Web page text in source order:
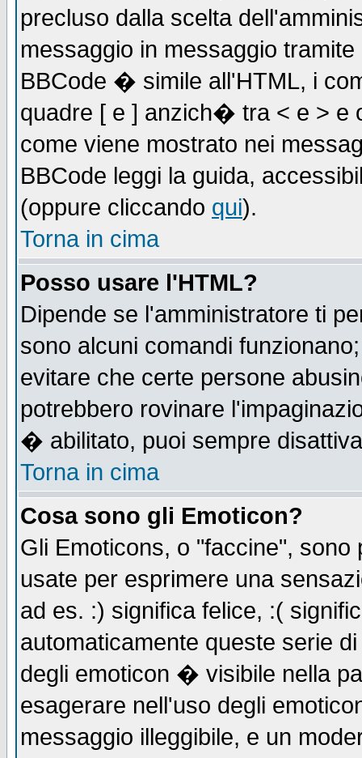
precluso dalla scelta
messaggio in messaggio
BBCode � simile all'HTML, i
quadre [ e ] anzich� tra < e > e
come viene mostrato nei
BBCode leggi la guida,
(oppure cliccando qui).
Torna in cima
Posso usare l'HTML?
Dipende se l'amministratore ti
sono alcuni comandi
evitare che certe persone
potrebbero rovinare
� abilitato, puoi sempre
Torna in cima
Cosa sono gli Emoticon?
Gli Emoticons, o "faccine",
usate per esprimere una
ad es. :) significa felice, :(
automaticamente queste serie
degli emoticon � visibile nella
esagerare nell'uso degli
messaggio illeggibile, e un